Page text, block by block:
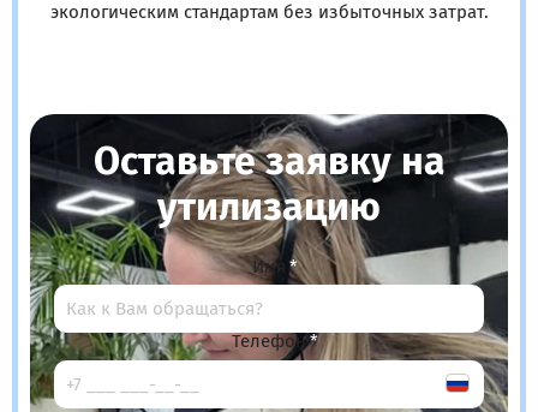
экологическим стандартам без избыточных затрат.
Оставьте заявку на
утилизацию
Имя
Телефон